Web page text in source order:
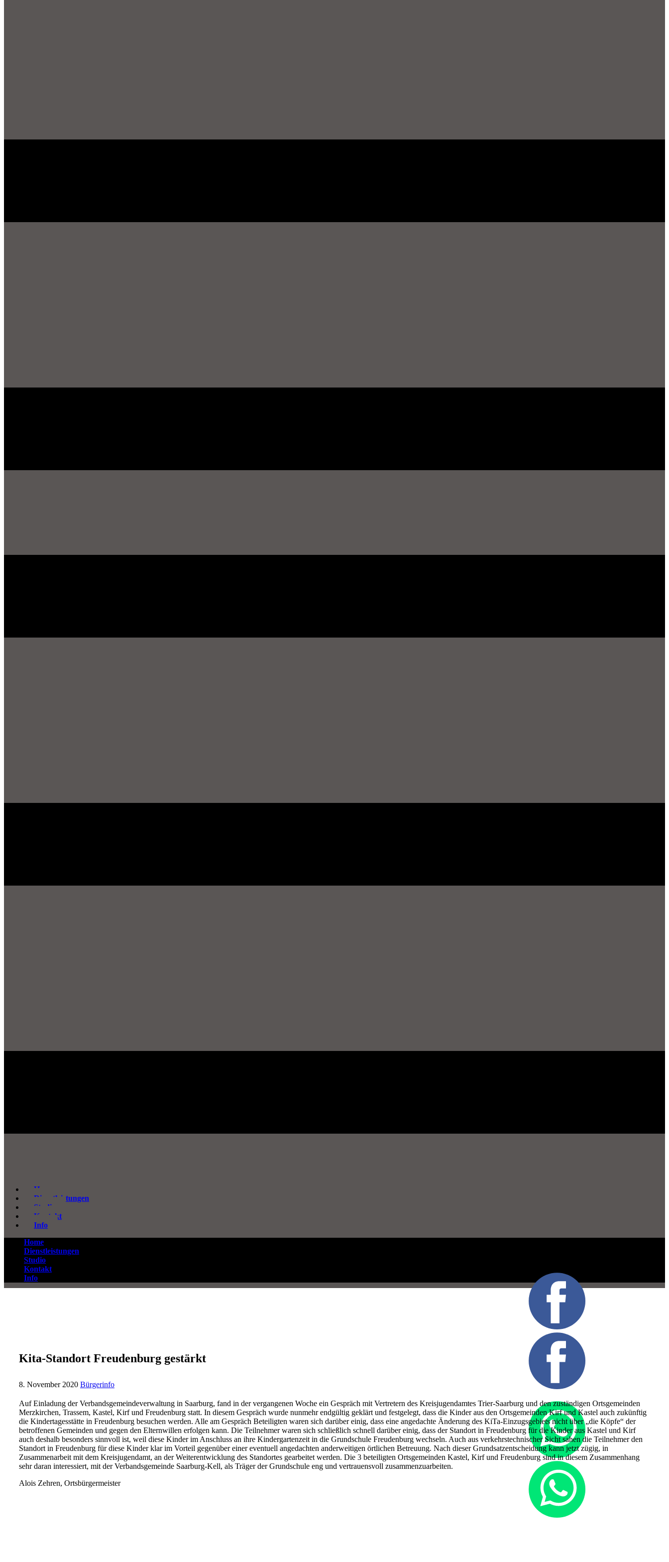
Home
Dienstleistungen
Studio
Kontakt
Info
Home
Dienstleistungen
Studio
Kontakt
Info
Kita-Standort Freudenburg gestärkt
8. November 2020 Bürgerinfo
Auf Einladung der Verbandsgemeindeverwaltung in Saarburg, fand in der vergangenen Woche ein Gespräch mit Vertretern des Kreisjugendamtes Trier-Saarburg und den zuständigen Ortsgemeinden
Merzkirchen, Trassem, Kastel, Kirf und Freudenburg statt. In diesem Gespräch wurde nunmehr endgültig geklärt und festgelegt, dass die Kinder aus den Ortsgemeinden Kirf und Kastel auch zukünftig
die Kindertagesstätte in Freudenburg besuchen werden. Alle am Gespräch Beteiligten waren sich darüber einig, dass eine angedachte Änderung des KiTa-Einzugsgebiets nicht über „die Köpfe“ der
betroffenen Gemeinden und gegen den Elternwillen erfolgen kann. Die Teilnehmer waren sich schließlich schnell darüber einig, dass der Standort in Freudenburg für die Kinder aus Kastel und Kirf
auch deshalb besonders sinnvoll ist, weil diese Kinder im Anschluss an ihre Kindergartenzeit in die Grundschule Freudenburg wechseln. Auch aus verkehrstechnischer Sicht sahen die Teilnehmer den
Standort in Freudenburg für diese Kinder klar im Vorteil gegenüber einer eventuell angedachten anderweitigen örtlichen Betreuung. Nach dieser Grundsatzentscheidung kann jetzt zügig, in
Zusammenarbeit mit dem Kreisjugendamt, an der Weiterentwicklung des Standortes gearbeitet werden. Die 3 beteiligten Ortsgemeinden Kastel, Kirf und Freudenburg sind in diesem Zusammenhang
sehr daran interessiert, mit der Verbandsgemeinde Saarburg-Kell, als Träger der Grundschule eng und vertrauensvoll zusammenzuarbeiten.
Alois Zehren, Ortsbürgermeister